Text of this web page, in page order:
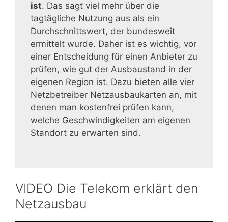
ist. Das sagt viel mehr über die
tagtägliche Nutzung aus als ein
Durchschnittswert, der bundesweit
ermittelt wurde. Daher ist es wichtig, vor
einer Entscheidung für einen Anbieter zu
prüfen, wie gut der Ausbaustand in der
eigenen Region ist. Dazu bieten alle vier
Netzbetreiber Netzausbaukarten an, mit
denen man kostenfrei prüfen kann,
welche Geschwindigkeiten am eigenen
Standort zu erwarten sind.
VIDEO Die Telekom erklärt den
Netzausbau